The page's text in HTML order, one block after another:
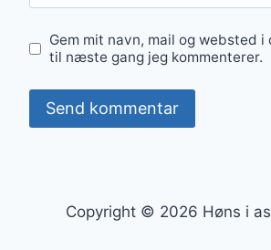
Gem mit navn, mail og websted
til næste gang jeg kommenterer.
Copyright © 2026 Høns i